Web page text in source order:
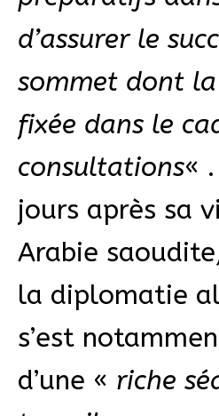
d’assurer le
sommet dont
fixée dans le
consultations«
jours après sa
Arabie
la diplomatie
s’est
d’une « riche